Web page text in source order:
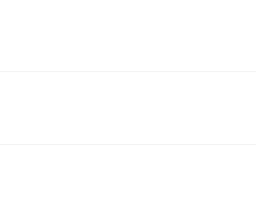
для упрощения торговли.
LOOM, и предлагает